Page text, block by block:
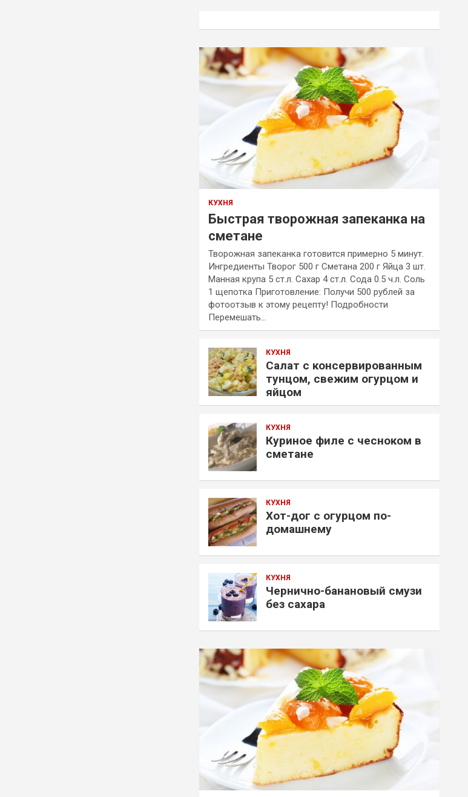
КУХНЯ
Быстрая творожная запеканка на
сметане
Творожная запеканка готовится примерно 5 минут.
Ингредиенты Творог 500 г Сметана 200 г Яйца 3 шт.
Манная крупа 5 ст.л. Сахар 4 ст.л. Сода 0.5 ч.л. Соль
1 щепотка Приготовление: Получи 500 рублей за
фотоотзыв к этому рецепту! Подробности
Перемешать…
КУХНЯ
Салат с консервированным
тунцом, свежим огурцом и
яйцом
КУХНЯ
Куриное филе с чесноком в
сметане
КУХНЯ
Хот-дог с огурцом по-
домашнему
КУХНЯ
Чернично-банановый смузи
без сахара